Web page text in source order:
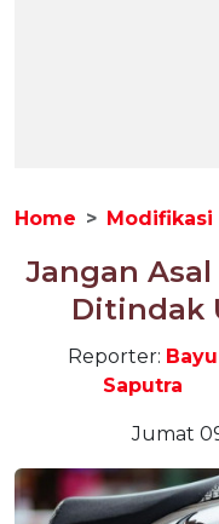
Home Modifikasi
Jangan
Ditindak
Reporter: Bayu
Saputra
Jumat